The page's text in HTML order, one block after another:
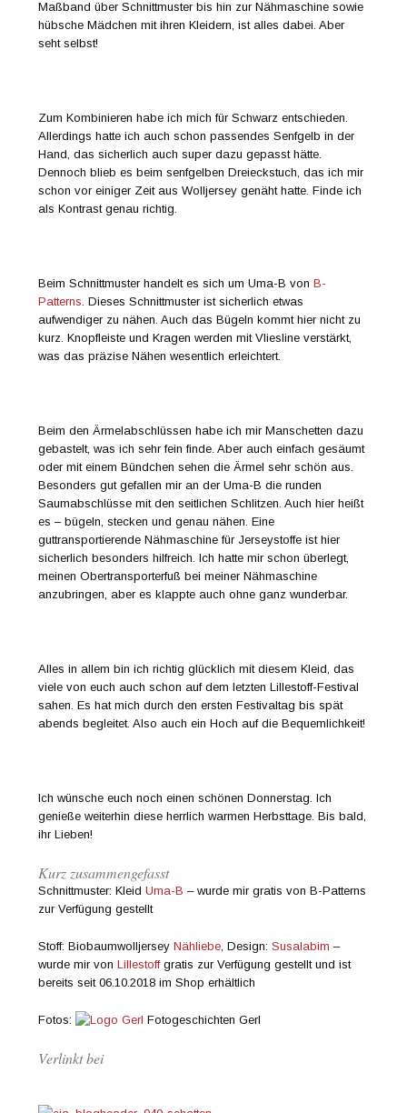
Maßband über Schnittmuster bis hin zur Nähmaschine sowie
hübsche Mädchen mit ihren Kleidern, ist alles dabei. Aber
seht selbst!
Zum Kombinieren habe ich mich für Schwarz entschieden.
Allerdings hatte ich auch schon passendes Senfgelb in der
Hand, das sicherlich auch super dazu gepasst hätte.
Dennoch blieb es beim senfgelben Dreieckstuch, das ich mir
schon vor einiger Zeit aus Wolljersey genäht hatte. Finde ich
als Kontrast genau richtig.
Beim Schnittmuster handelt es sich um Uma-B vonB-
Patterns. Dieses Schnittmuster ist sicherlich etwas
aufwendiger zu nähen. Auch das Bügeln kommt hier nicht zu
kurz. Knopfleiste und Kragen werden mit Vliesline verstärkt,
was das präzise Nähen wesentlich erleichtert.
Beim den Ärmelabschlüssen habe ich mir Manschetten dazu
gebastelt, was ich sehr fein finde. Aber auch einfach gesäumt
oder mit einem Bündchen sehen die Ärmel sehr schön aus.
Besonders gut gefallen mir an der Uma-B die runden
Saumabschlüsse mit den seitlichen Schlitzen. Auch hier heißt
es – bügeln, stecken und genau nähen. Eine
guttransportierende Nähmaschine für Jerseystoffe ist hier
sicherlich besonders hilfreich. Ich hatte mir schon überlegt,
meinen Obertransporterfuß bei meiner Nähmaschine
anzubringen, aber es klappte auch ohne ganz wunderbar.
Alles in allem bin ich richtig glücklich mit diesem Kleid, das
viele von euch auch schon auf dem letzten Lillestoff-Festival
sahen. Es hat mich durch den ersten Festivaltag bis spät
abends begleitet. Also auch ein Hoch auf die Bequemlichkeit!
Ich wünsche euch noch einen schönen Donnerstag. Ich
genieße weiterhin diese herrlich warmen Herbsttage. Bis bald,
ihr Lieben!
Kurz zusammengefasst
Schnittmuster: KleidUma-B – wurde mir gratis von B-Patterns
zur Verfügung gestellt
Stoff: BiobaumwolljerseyNähliebe , Design:Susalabim –
wurde mir vonLillestoffgratis zur Verfügung gestellt und ist
bereits seit 06.10.2018 im Shop erhältlich
Fotos: Fotogeschichten Gerl
Verlinkt bei